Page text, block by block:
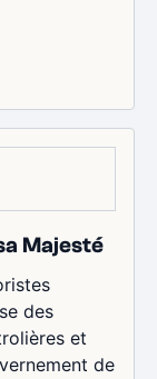
Majesté
des
et
de